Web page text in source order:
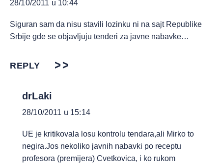
28/10/2011 u 10:44
Siguran sam da nisu stavili lozinku ni na sajt Republike
Srbije gde se objavljuju tenderi za javne nabavke…
REPLY
drLaki
28/10/2011 u 15:14
UE je kritikovala losu kontrolu tendara,ali Mirko to
negira.Jos nekoliko javnih nabavki po receptu
profesora (premijera) Cvetkovica, i ko rukom